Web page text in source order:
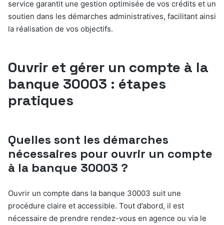
service garantit une gestion optimisée de vos crédits et un
soutien dans les démarches administratives, facilitant ainsi
la réalisation de vos objectifs.
Ouvrir et gérer un compte à la
banque 30003 : étapes
pratiques
Quelles sont les démarches
nécessaires pour ouvrir un compte
à la banque 30003 ?
Ouvrir un compte dans la banque 30003 suit une
procédure claire et accessible. Tout d’abord, il est
nécessaire de prendre rendez-vous en agence ou via le